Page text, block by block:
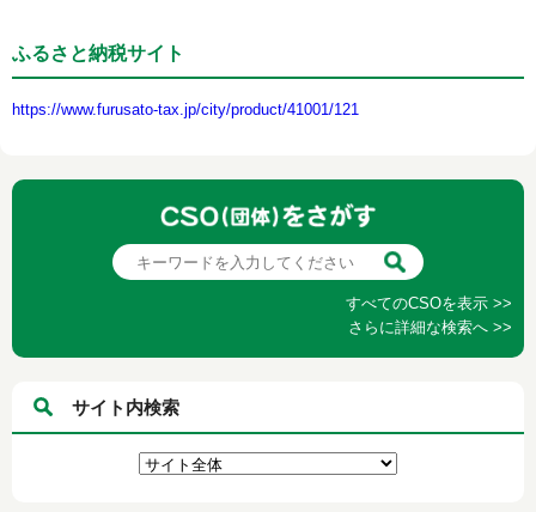
ふるさと納税サイト
https://www.furusato-tax.jp/city/product/41001/121
すべてのCSOを表示 >>
さらに詳細な検索へ >>
サイト内検索